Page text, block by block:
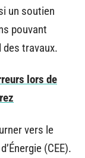
un soutien
pouvant
des travaux.
lors de
vers le
(CEE).